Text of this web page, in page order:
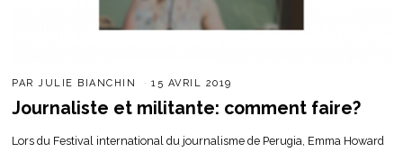
PARJULIE BIANCHIN 15 AVRIL 2019
Journaliste et militante: comment faire?
Lors du Festival international du journalisme de Perugia, Emma Howard